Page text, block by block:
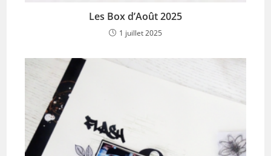
Les Box d’Août 2025
1 juillet 2025